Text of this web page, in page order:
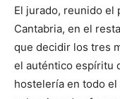
El jurado, reunido el
Cantabria, en el
que decidir los tres
el auténtico espíritu
hostelería en todo